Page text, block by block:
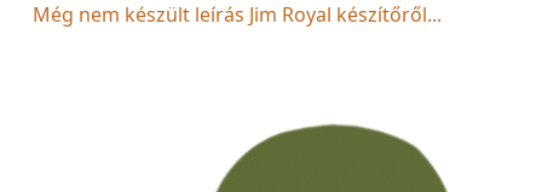
Még nem készült leírás Jim Royal készítőről...